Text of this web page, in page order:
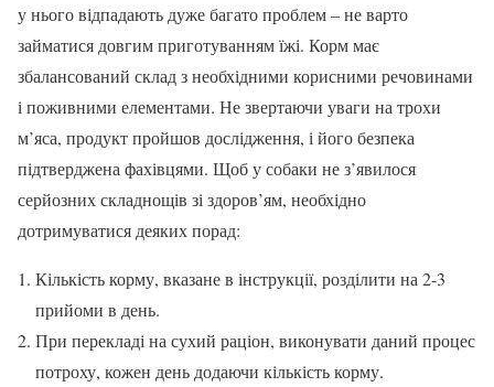
у нього відпадають дуже багато проблем – не варто
займатися довгим приготуванням їжі. Корм має
збалансований склад з необхідними корисними речовинами
і поживними елементами. Не звертаючи уваги на трохи
м’яса, продукт пройшов дослідження, і його безпека
підтверджена фахівцями. Щоб у собаки не з’явилося
серйозних складнощів зі здоров’ям, необхідно
дотримуватися деяких порад:
Кількість корму, вказане в інструкції, розділити на 2-3
прийоми в день.
При перекладі на сухий раціон, виконувати даний процес
потроху, кожен день додаючи кількість корму.